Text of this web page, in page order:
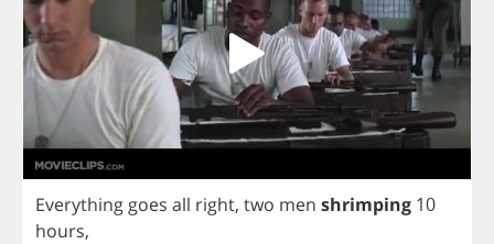
Everything goes all right, two men shrimping 10
hours,